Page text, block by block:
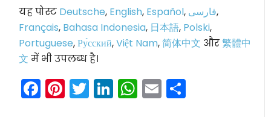
यह पोस्ट Deutsche, English, Español, فارسی,
Français, Bahasa Indonesia, 日本語, Polski,
Portuguese,Ру́сский,Việt Nam,简体中文 और繁體中
文 में भी उपलब्ध है।
Facebook
Pinterest
Twitter
LinkedIn
WhatsApp
Email